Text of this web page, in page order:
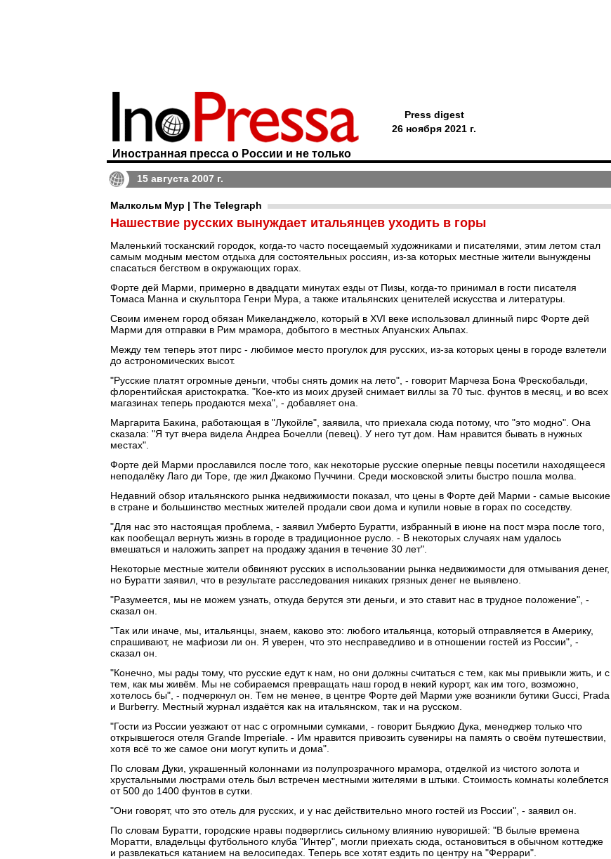
Иностранная пресса о России и не только
Press digest
26 ноября 2021 г.
15 августа 2007 г.
Малкольм Мур | The Telegraph
Нашествие русских вынуждает итальянцев уходить в горы
Маленький тосканский городок, когда-то часто посещаемый художниками и писателями, этим летом стал
самым модным местом отдыха для состоятельных россиян, из-за которых местные жители вынуждены
спасаться бегством в окружающих горах.
Форте дей Марми, примерно в двадцати минутах езды от Пизы, когда-то принимал в гости писателя
Томаса Манна и скульптора Генри Мура, а также итальянских ценителей искусства и литературы.
Своим именем город обязан Микеланджело, который в XVI веке использовал длинный пирс Форте дей
Марми для отправки в Рим мрамора, добытого в местных Апуанских Альпах.
Между тем теперь этот пирс - любимое место прогулок для русских, из-за которых цены в городе взлетели
до астрономических высот.
"Русские платят огромные деньги, чтобы снять домик на лето", - говорит Марчеза Бона Фрескобальди,
флорентийская аристократка. "Кое-кто из моих друзей снимает виллы за 70 тыс. фунтов в месяц, и во всех
магазинах теперь продаются меха", - добавляет она.
Маргарита Бакина, работающая в "Лукойле", заявила, что приехала сюда потому, что "это модно". Она
сказала: "Я тут вчера видела Андреа Бочелли (певец). У него тут дом. Нам нравится бывать в нужных
местах".
Форте дей Марми прославился после того, как некоторые русские оперные певцы посетили находящееся
неподалёку Лаго ди Торе, где жил Джакомо Пуччини. Среди московской элиты быстро пошла молва.
Недавний обзор итальянского рынка недвижимости показал, что цены в Форте дей Марми - самые высокие
в стране и большинство местных жителей продали свои дома и купили новые в горах по соседству.
"Для нас это настоящая проблема, - заявил Умберто Буратти, избранный в июне на пост мэра после того,
как пообещал вернуть жизнь в городе в традиционное русло. - В некоторых случаях нам удалось
вмешаться и наложить запрет на продажу здания в течение 30 лет".
Некоторые местные жители обвиняют русских в использовании рынка недвижимости для отмывания денег,
но Буратти заявил, что в результате расследования никаких грязных денег не выявлено.
"Разумеется, мы не можем узнать, откуда берутся эти деньги, и это ставит нас в трудное положение", -
сказал он.
"Так или иначе, мы, итальянцы, знаем, каково это: любого итальянца, который отправляется в Америку,
спрашивают, не мафиози ли он. Я уверен, что это несправедливо и в отношении гостей из России", -
сказал он.
"Конечно, мы рады тому, что русские едут к нам, но они должны считаться с тем, как мы привыкли жить, и с
тем, как мы живём. Мы не собираемся превращать наш город в некий курорт, как им того, возможно,
хотелось бы", - подчеркнул он. Тем не менее, в центре Форте дей Марми уже возникли бутики Gucci, Prada
и Burberry. Местный журнал издаётся как на итальянском, так и на русском.
"Гости из России уезжают от нас с огромными сумками, - говорит Бьяджио Дука, менеджер только что
открывшегося отеля Grande Imperiale. - Им нравится привозить сувениры на память о своём путешествии,
хотя всё то же самое они могут купить и дома".
По словам Дуки, украшенный колоннами из полупрозрачного мрамора, отделкой из чистого золота и
хрустальными люстрами отель был встречен местными жителями в штыки. Стоимость комнаты колеблется
от 500 до 1400 фунтов в сутки.
"Они говорят, что это отель для русских, и у нас действительно много гостей из России", - заявил он.
По словам Буратти, городские нравы подверглись сильному влиянию нуворишей: "В былые времена
Моратти, владельцы футбольного клуба "Интер", могли приехать сюда, остановиться в обычном коттедже
и развлекаться катанием на велосипедах. Теперь все хотят ездить по центру на "Феррари".